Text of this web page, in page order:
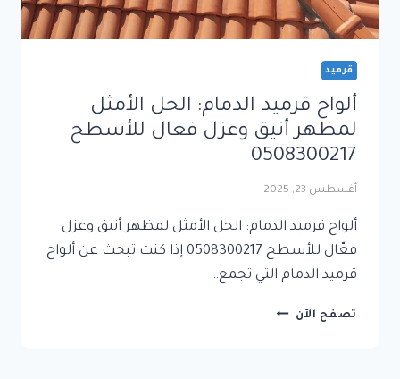
قرميد
ألواح قرميد الدمام: الحل الأمثل
لمظهر أنيق وعزل فعال للأسطح
0508300217
أغسطس 23, 2025
ألواح قرميد الدمام: الحل الأمثل لمظهر أنيق وعزل
فعّال للأسطح 0508300217 إذا كنت تبحث عن ألواح
قرميد الدمام التي تجمع…
تصفح الآن ألواح